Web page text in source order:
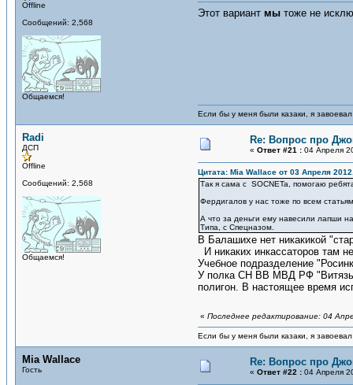
Offline
Сообщений: 2,568
Общаемся!
Этот вариант мы тоже не
Если бы у меня были казаки, я
Radi
ДСП
Offline
Сообщений: 2,568
Общаемся!
Re: Вопрос про
« Ответ #21 : 04 Апреля
Цитата: Mia Wallace от 03 Апреля
Так я сама с SOCNETa, помогаю
Фердигалов у нас тоже по всем
А что за деньги ему навесили лапши
Типа, с Спецназом.
В Балашихе нет никакикой
И никаких инкассаторов там
Учебное подразделение
У полка СН ВВ МВД РФ "Витязь"
полигон. В настоящее время
« Последнее редактирование: 04
Если бы у меня были казаки, я
Mia Wallace
Гость
Re: Вопрос про
« Ответ #22 : 04 Апреля